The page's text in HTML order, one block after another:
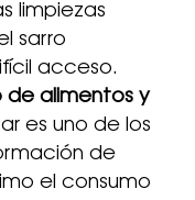
limpiezas
sarro
acceso.
de alimentos y
es uno de los
de
el consumo